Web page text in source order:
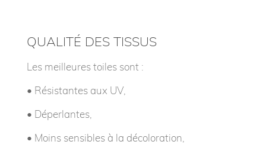
QUALITÉ DES TISSUS
Les meilleures toiles sont :
• Résistantes aux UV,
• Déperlantes,
• Moins sensibles à la décoloration,